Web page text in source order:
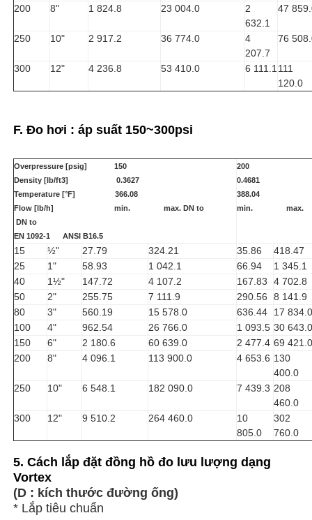
200 8" 1 824.8 23 004.0
2
632.1
47
250 10" 2 917.2 36 774.0
4
207.7
76
300 12" 4 236.8 53 410.0 6 111.1 111
120.0
F. Đo hơi : áp suất 150~300psi
Overpressure [psig] 150
Density [lb/ft3] 0.3627
Temperature [°F] 366.08
Flow [lb/h] min. max. DN to
DN to
EN 1092-1 ANSI B16.5
200
0.4681
388.04
min. max.
15 ½" 27.79 324.21 35.86
418.47
25
1" 58.93 1 042.1 66.94
1 345.1
40
1½" 147.72 4 107.2 167.83
4 702.8
50
2" 255.75 7 111.9 290.56
8 141.9
80
3" 560.19 15 578.0 636.44
17 834.0
100
4" 962.54 26 766.0 1 093.5 30 643.0
150
6" 2 180.6 60 639.0 2 477.4 69 421.0
200
8" 4 096.1 113 900.0 4 653.6 130
400.0
250
10" 6 548.1 182 090.0 7 439.3 208
460.0
300
12" 9 510.2 264 460.0
10
805.0
302
760.0
5. Cách lắp đặt đồng hồ đo lưu lượng dạng
Vortex
(D : kích thước đường ống)
* Lắp tiêu chuẩn